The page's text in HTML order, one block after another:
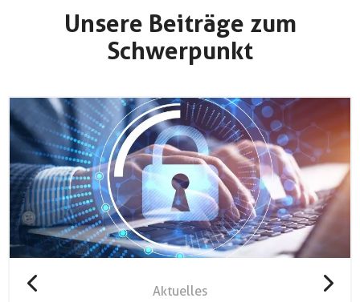
Unsere Beiträge zum
Schwerpunkt
Aktuelles